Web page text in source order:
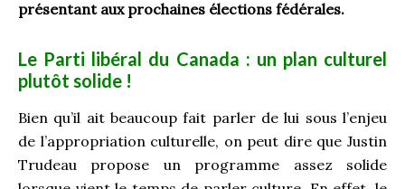
présentant aux prochaines élections fédérales.
Le Parti libéral du Canada : un plan culturel
plutôt solide !
Bien qu’il ait beaucoup fait parler de lui sous l’enjeu
de l’appropriation culturelle, on peut dire que Justin
Trudeau propose un programme assez solide